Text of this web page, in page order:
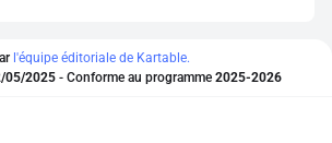
l'équipe éditoriale de Kartable.
05/2025 - Conforme au programme 2025-2026